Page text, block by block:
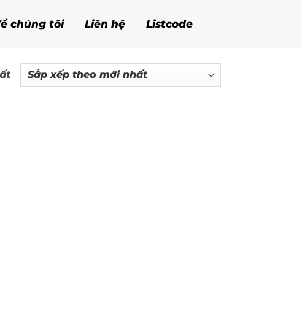
chúng tôi Liên hệ Listcode